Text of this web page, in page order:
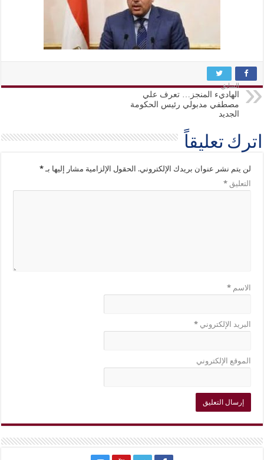
السابق
الهاديء المنجز… تعرف علي
مصطفي مدبولي رئيس الحكومة
الجديد
اترك تعليقاً
لن يتم نشر عنوان بريدك الإلكتروني. الحقول الإلزامية مشار إليها بـ*
التعليق*
الاسم*
البريد الإلكتروني*
الموقع الإلكتروني